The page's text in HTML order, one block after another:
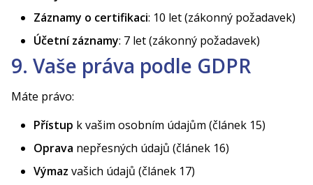
Záznamy o certifikaci: 10 let (zákonný požadavek)
Účetní záznamy: 7 let (zákonný požadavek)
9. Vaše práva podle GDPR
Máte právo:
Přístup k vašim osobním údajům (článek 15)
Oprava nepřesných údajů (článek 16)
Výmaz vašich údajů (článek 17)